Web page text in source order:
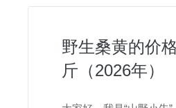
野生桑黄的价
斤（2026年）